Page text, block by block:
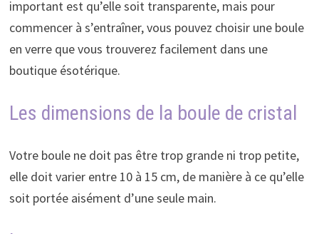
important est qu’elle soit transparente, mais pour
commencer à s’entraîner, vous pouvez choisir une boule
en verre que vous trouverez facilement dans une
boutique ésotérique.
Les dimensions de la boule de cristal
Votre boule ne doit pas être trop grande ni trop petite,
elle doit varier entre 10 à 15 cm, de manière à ce qu’elle
soit portée aisément d’une seule main.